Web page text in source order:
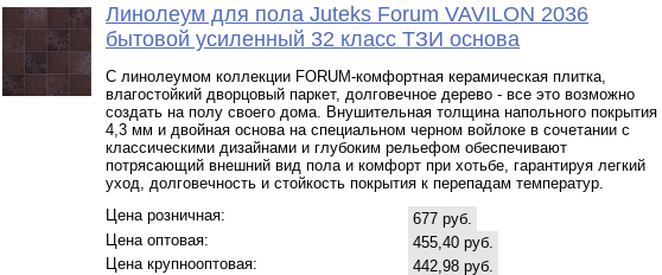
Линолеум для пола Juteks Forum VAVILON 2036
бытовой усиленный 32 класс ТЗИ основа
С линолеумом коллекции FORUM-комфортная керамическая плитка,
влагостойкий дворцовый паркет, долговечное дерево - все это возможно
создать на полу своего дома. Внушительная толщина напольного покрытия
4,3 мм и двойная основа на специальном черном войлоке в сочетании с
классическими дизайнами и глубоким рельефом обеспечивают
потрясающий внешний вид пола и комфорт при хотьбе, гарантируя легкий
уход, долговечность и стойкость покрытия к перепадам температур.
Цена розничная:
677 руб.
Цена оптовая:
455,40 руб.
Цена крупнооптовая:
442,98 руб.